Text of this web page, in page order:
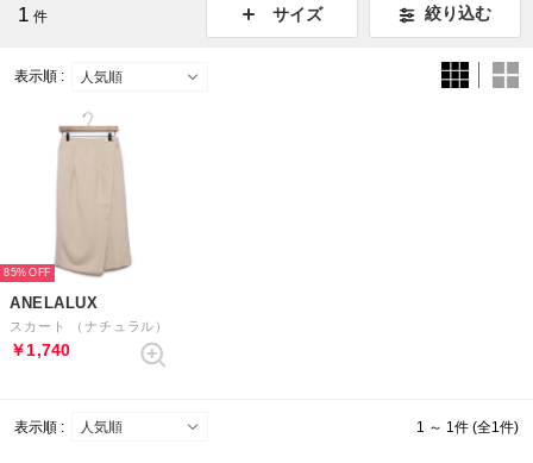
1 件 サイズ 絞り込む
表示順 :
85%
ANELALUX
スカート （ナチュラル）
￥1,740
表示順 : 1 ～ 1件 (全1件)